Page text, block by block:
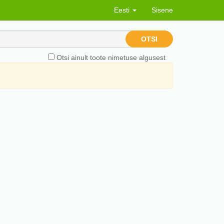
Eesti Sisene
OTSI
Otsi ainult toote nimetuse algusest